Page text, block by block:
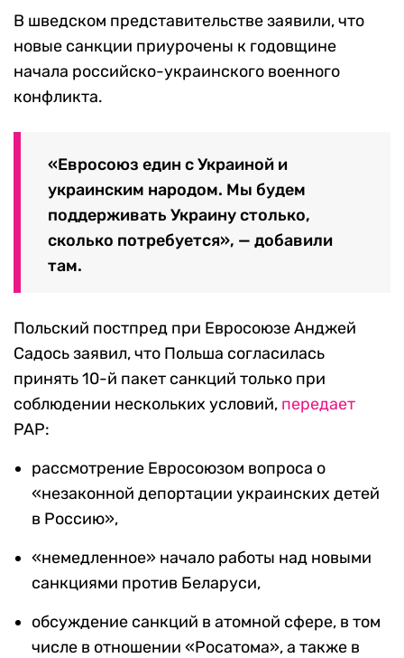
В шведском представительстве заявили, что
новые санкции приурочены к годовщине
начала российско-украинского военного
конфликта.
«Евросоюз един с Украиной и
украинским народом. Мы будем
поддерживать Украину столько,
сколько потребуется», — добавили
там.
Польский постпред при Евросоюзе Анджей
Садось заявил, что Польша согласилась
принять 10-й пакет санкций только при
соблюдении нескольких условий, передает
PAP:
рассмотрение Евросоюзом вопроса о
«незаконной депортации украинских детей
в Россию»,
«немедленное» начало работы над новыми
санкциями против Беларуси,
обсуждение санкций в атомной сфере, в том
числе в отношении «Росатома», а также в